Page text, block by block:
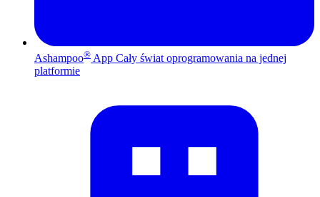
Ashampoo® App Cały świat oprogramowania na jednej
platformie